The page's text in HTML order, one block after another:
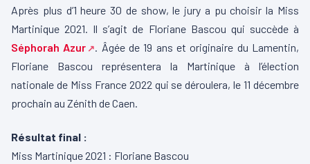
Après plus d’1 heure 30 de show, le jury a pu choisir la Miss
Martinique 2021. Il s’agit de Floriane Bascou qui succède à
Séphorah Azur
. Âgée de 19 ans et originaire du Lamentin,
Floriane Bascou représentera la Martinique à l’élection
nationale de Miss France 2022 qui se déroulera, le 11 décembre
prochain au Zénith de Caen.
Résultat final :
Miss Martinique 2021 : Floriane Bascou